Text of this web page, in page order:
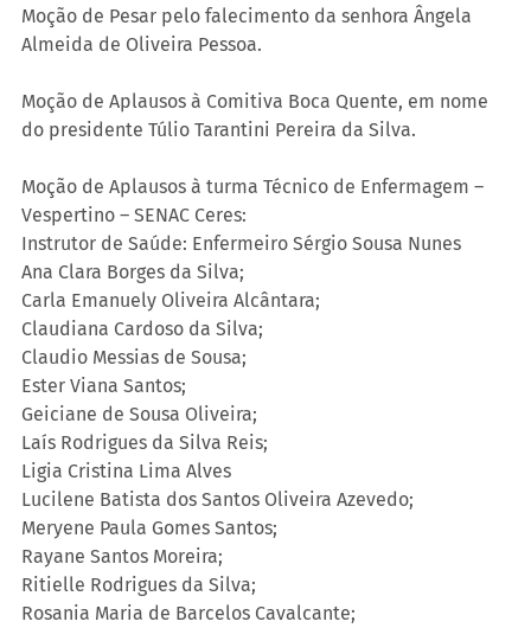
Moção de Pesar pelo falecimento da senhora Ângela
Almeida de Oliveira Pessoa.
Moção de Aplausos à Comitiva Boca Quente, em nome
do presidente Túlio Tarantini Pereira da Silva.
Moção de Aplausos à turma Técnico de Enfermagem –
Vespertino – SENAC Ceres:
Instrutor de Saúde: Enfermeiro Sérgio Sousa Nunes
Ana Clara Borges da Silva;
Carla Emanuely Oliveira Alcântara;
Claudiana Cardoso da Silva;
Claudio Messias de Sousa;
Ester Viana Santos;
Geiciane de Sousa Oliveira;
Laís Rodrigues da Silva Reis;
Ligia Cristina Lima Alves
Lucilene Batista dos Santos Oliveira Azevedo;
Meryene Paula Gomes Santos;
Rayane Santos Moreira;
Ritielle Rodrigues da Silva;
Rosania Maria de Barcelos Cavalcante;